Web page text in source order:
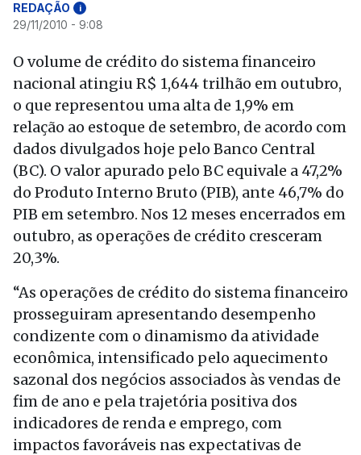
REDAÇÃO i
29/11/2010 - 9:08
O volume de crédito do sistema financeiro
nacional atingiu R$ 1,644 trilhão em outubro,
o que representou uma alta de 1,9% em
relação ao estoque de setembro, de acordo com
dados divulgados hoje pelo Banco Central
(BC). O valor apurado pelo BC equivale a 47,2%
do Produto Interno Bruto (PIB), ante 46,7% do
PIB em setembro. Nos 12 meses encerrados em
outubro, as operações de crédito cresceram
20,3%.
“As operações de crédito do sistema financeiro
prosseguiram apresentando desempenho
condizente com o dinamismo da atividade
econômica, intensificado pelo aquecimento
sazonal dos negócios associados às vendas de
fim de ano e pela trajetória positiva dos
indicadores de renda e emprego, com
impactos favoráveis nas expectativas de